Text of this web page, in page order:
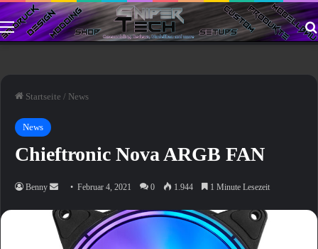
Menü
Startseite / News
News
Chieftronic Nova ARGB FAN
Benny
Sende
eine
E-
Februar 4, 2021 0 1.944 1 Minute Lesezeit